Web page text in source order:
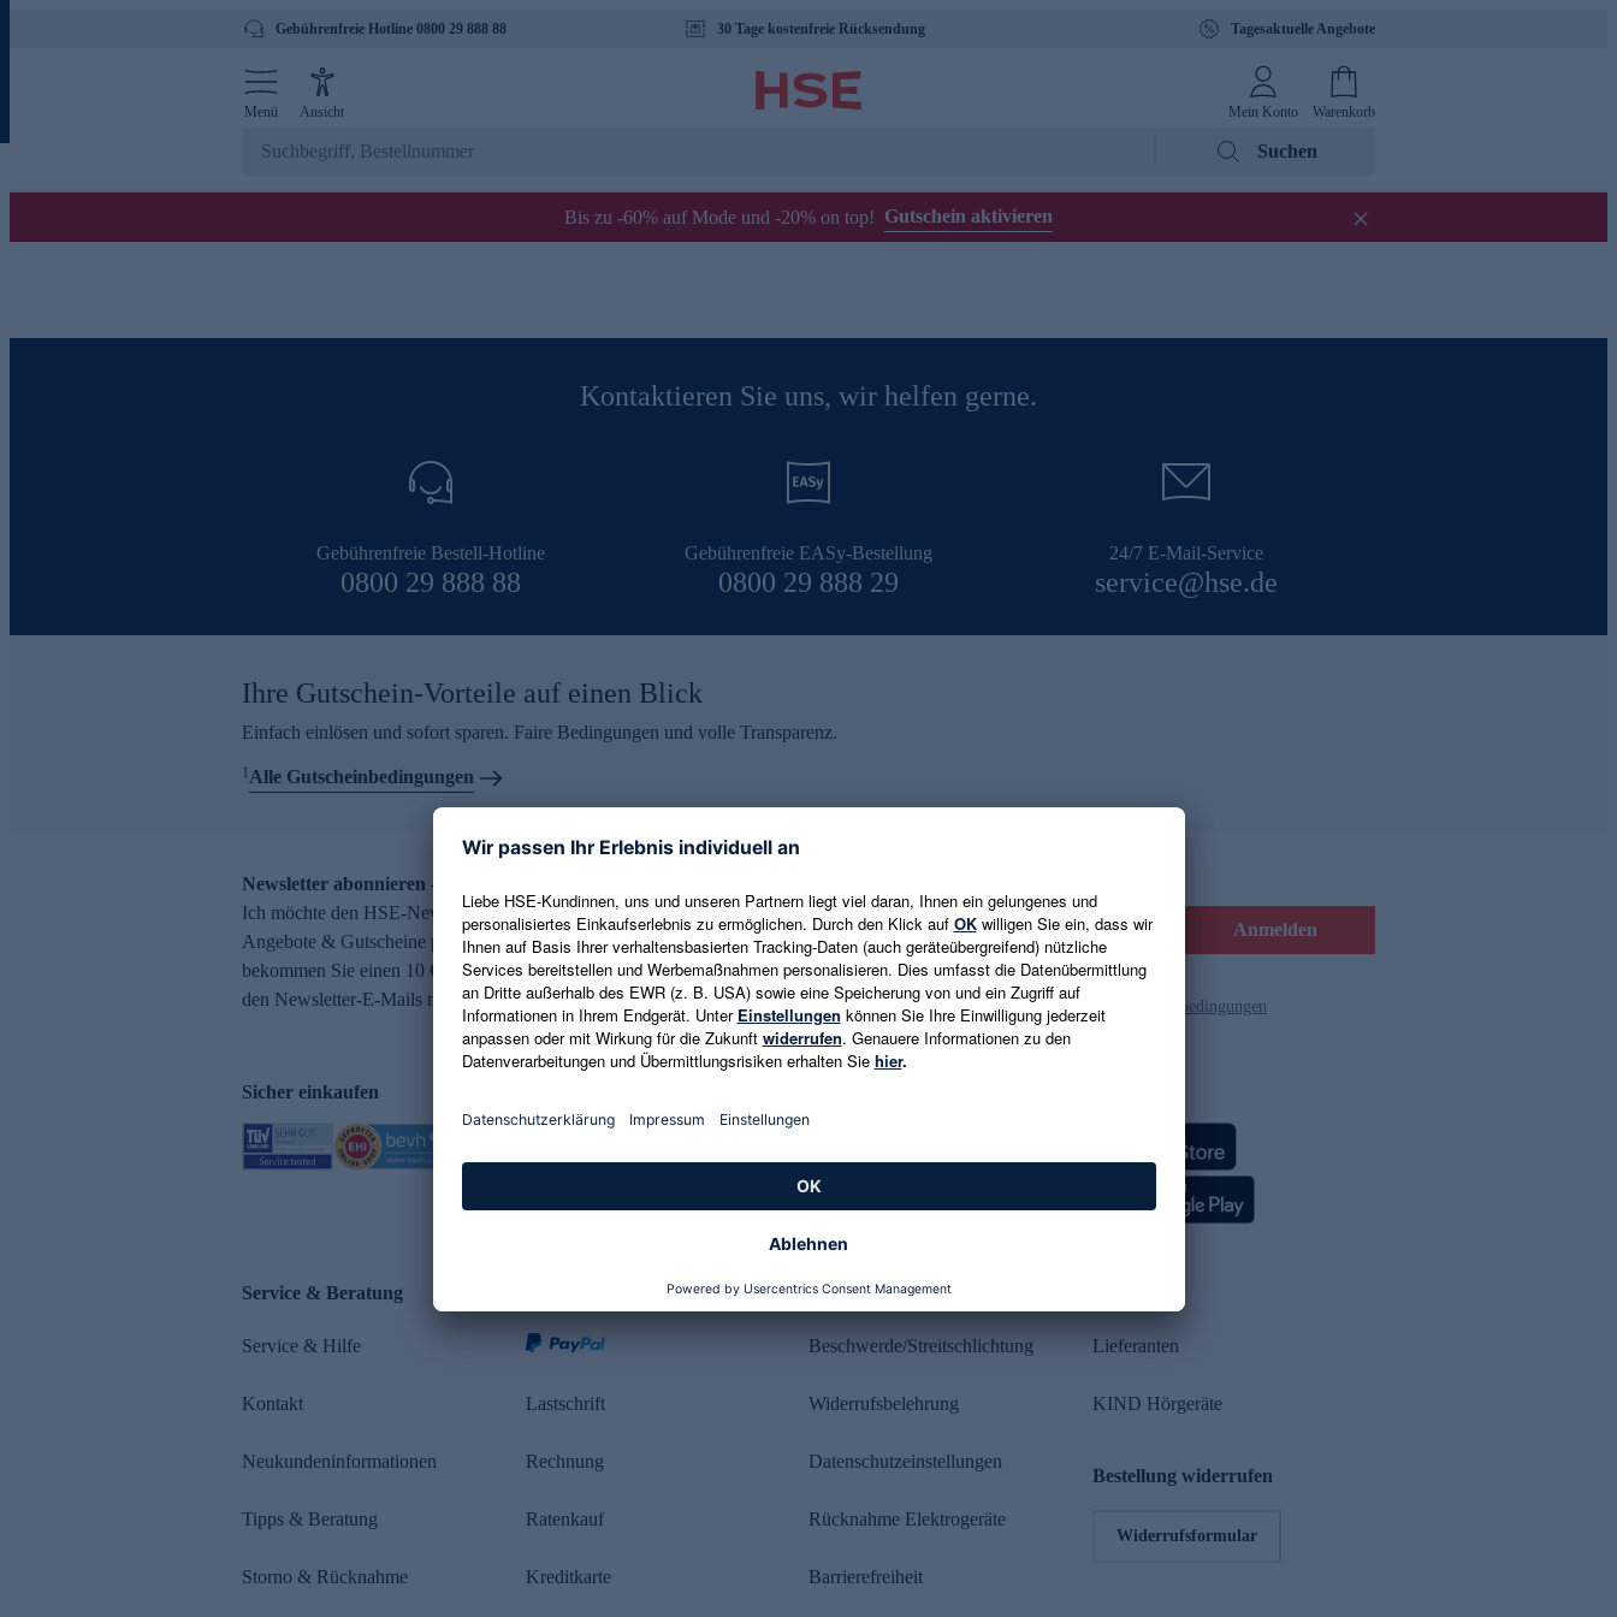
Gebührenfreie Hotline 0800 29 888 88 30 Tage kostenfreie Rücksendung Tagesaktuelle Angebote
Menü Ansicht Mein Konto Warenkorb
Suchen
Bis zu -60% auf Mode und -20% on top! Gutschein aktivieren
Kontaktieren Sie uns, wir helfen gerne.
Gebührenfreie Bestell-Hotline
0800 29 888 88
Gebührenfreie EASy-Bestellung
0800 29 888 29
24/7 E-Mail-Service
service@hse.de
Ihre Gutschein-Vorteile auf einen Blick
Einfach einlösen und sofort sparen. Faire Bedingungen und volle Transparenz.
1Alle Gutscheinbedingungen
Newsletter abonnieren – 10 € Gutschein erhalten
Ich möchte den HSE-Newsletter abonnieren und aktuelle Trends,
Angebote & Gutscheine per E-Mail erhalten. Als Dankeschön
bekommen Sie einen 10 € Gutschein. Eine Abmeldung ist jederzeit in
den Newsletter-E-Mails möglich.
E-Mail-Adresse eingeben Anmelden
Es gelten die Datenschutzrichtlinien und die Gutscheinbedingungen
Sicher einkaufen
Service & Beratung
Service & Hilfe
Kontakt
Neukundeninformationen
Tipps & Beratung
Storno & Rücknahme
Lastschrift
Rechnung
Ratenkauf
Kreditkarte
Rechtliches
Beschwerde/Streitschlichtung
Widerrufsbelehrung
Datenschutzeinstellungen
Rücknahme Elektrogeräte
Barrierefreiheit
Lieferanten
KIND Hörgeräte
Bestellung widerrufen
Widerrufsformular